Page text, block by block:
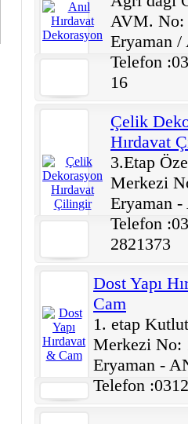
AVM. No:
Eryaman
Telefon
16
Çelik
Hırdavat
3.Etap
Merkezi
Eryaman
Telefon
2821373
Dost Yapı
Cam
1. etap
Merkezi No:
Eryaman -
Telefon